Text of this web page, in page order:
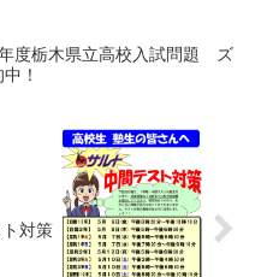
度栃木県立高校入試問題 ズ
！
ト対策